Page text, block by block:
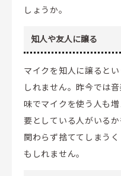
しょうか。
知人や友人に譲る
マイクを知人に譲ると
しれません。昨今では
味でマイクを使う人も
要としている人がいる
関わらず捨ててしまう
もしれません。